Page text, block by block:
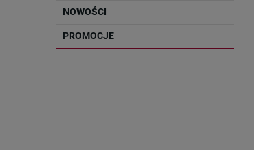
NOWOŚCI
PROMOCJE